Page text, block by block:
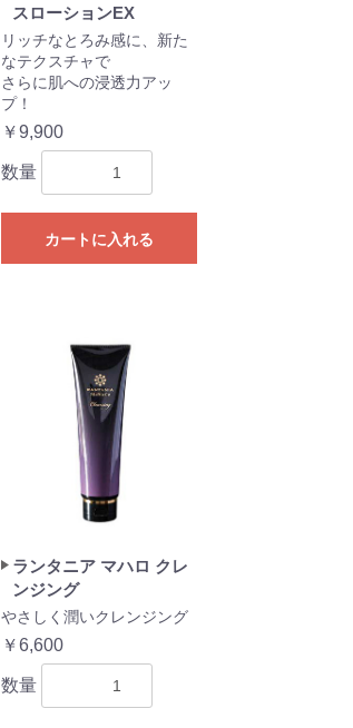
スローションEX
リッチなとろみ感に、新た
なテクスチャで
さらに肌への浸透力アッ
プ！
￥9,900
数量
カートに入れる
ランタニア マハロ クレ
ンジング
やさしく潤いクレンジング
￥6,600
数量